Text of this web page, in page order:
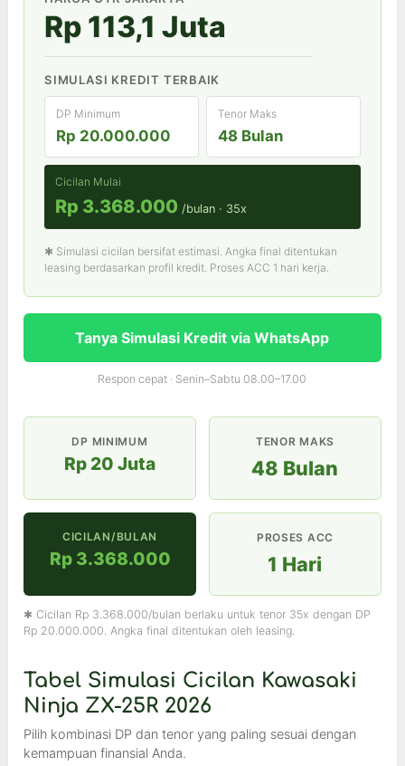
Rp 113,1 Juta
SIMULASI KREDIT TERBAIK
DP Minimum
Rp 20.000.000
Tenor Maks
48 Bulan
Cicilan Mulai
Rp 3.368.000 /bulan · 35x
✱ Simulasi cicilan bersifat estimasi. Angka final ditentukan
leasing berdasarkan profil kredit. Proses ACC 1 hari kerja.
Tanya Simulasi Kredit via WhatsApp
Respon cepat · Senin–Sabtu 08.00–17.00
DP MINIMUM
Rp 20 Juta
TENOR MAKS
48 Bulan
CICILAN/BULAN
Rp 3.368.000
PROSES ACC
1 Hari
✱ Cicilan Rp 3.368.000/bulan berlaku untuk tenor 35x dengan DP
Rp 20.000.000. Angka final ditentukan oleh leasing.
Tabel Simulasi Cicilan Kawasaki
Ninja ZX-25R 2026
Pilih kombinasi DP dan tenor yang paling sesuai dengan
kemampuan finansial Anda.